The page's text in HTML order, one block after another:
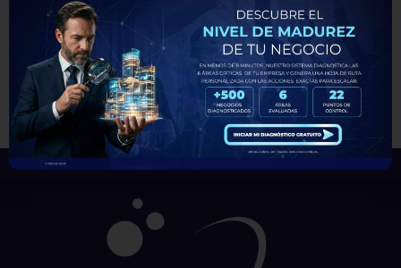
En un mundo donde la tecnología evoluciona a una velocidad
exponencial, las empresas que desean crecer y diferenciarse
necesitan adoptar herramientas que automaticen, optimicen y
personalicen sus procesos comerciales. Por esta razón, el CRM
con inteligencia artificial se convierte en un aliado indispensable
para el éxito empresarial. ¿Qué es un CRM con IA y cómo […]